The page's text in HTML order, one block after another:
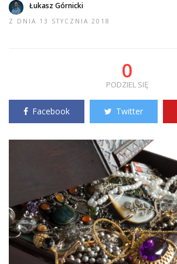
Łukasz Górnicki
Z DNIA 13 STYCZNIA 2018
0
PODZIEL SIĘ
Facebook Twitter